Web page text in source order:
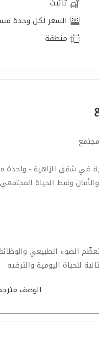
تأثيث
السعر لكل وحدة
منطقة
في شقق الزاهية -
ونمط الحياة
الضوء الطبيعي
للحياة اليومية والترفيه
الخضراء الهادئة
الوصف